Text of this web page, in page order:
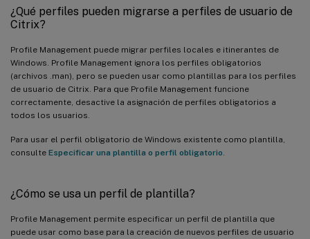
¿Qué perfiles pueden migrarse a perfiles de usuario de
Citrix?
Profile Management puede migrar perfiles locales e itinerantes de
Windows. Profile Management ignora los perfiles obligatorios
(archivos .man), pero se pueden usar como plantillas para los perfiles
de usuario de Citrix. Para que Profile Management funcione
correctamente, desactive la asignación de perfiles obligatorios a
todos los usuarios.
Para usar el perfil obligatorio de Windows existente como plantilla,
consulte Especificar una plantilla o perfil obligatorio
¿Cómo se usa un perfil de plantilla?
Profile Management permite especificar un perfil de plantilla que
puede usar como base para la creación de nuevos perfiles de usuario